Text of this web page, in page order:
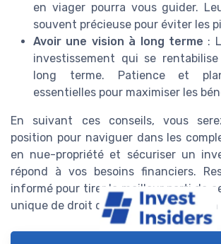
en viager pourra vous guider.
souvent précieuse pour éviter les
Avoir une vision à long terme :
investissement qui se
long terme. Patience et
essentielles pour maximiser les
En suivant ces conseils, vous
position pour naviguer dans les
en nue-propriété et sécuriser un
répond à vos besoins financiers.
informé pour tirer le meilleur parti de
unique de droit d'usage et d'habitation